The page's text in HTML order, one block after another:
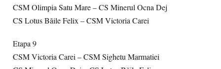
CSM Olimpia Satu Mare – CS Minerul Ocna Dej
CS Lotus Băile Felix – CSM Victoria Carei
Etapa 9
CSM Victoria Carei – CSM Sighetu Marmatiei